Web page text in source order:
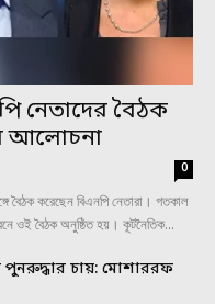
নেতাদের বৈঠক
আলোচনা
0
বৈঠক করেছেন বিএনপি নেতারা। গতকাল
ওই বৈঠক অনুষ্ঠিত হয়। কূটনৈতিক...
পুনরুদ্ধার চায়: মোশাররফ